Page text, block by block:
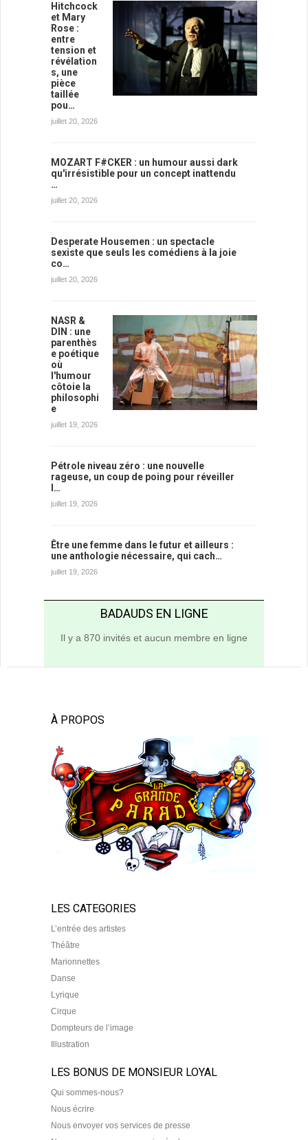
Hitchcock
et Mary
Rose :
entre
tension et
révélation
s, une
pièce
taillée
pou…
juillet 20, 2026
MOZART F#CKER : un humour aussi dark
qu'irrésistible pour un concept inattendu
…
juillet 20, 2026
Desperate Housemen : un spectacle
sexiste que seuls les comédiens à la joie
co…
juillet 20, 2026
NASR &
DIN : une
parenthès
e poétique
où
l'humour
côtoie la
philosophi
e
juillet 19, 2026
Pétrole niveau zéro : une nouvelle
rageuse, un coup de poing pour réveiller
l…
juillet 19, 2026
Être une femme dans le futur et ailleurs :
une anthologie nécessaire, qui cach…
juillet 19, 2026
BADAUDS EN LIGNE
Il y a 870 invités et aucun membre en ligne
À PROPOS
LES CATEGORIES
L’entrée des artistes
Théâtre
Marionnettes
Danse
Lyrique
Cirque
Dompteurs de l’image
Illustration
LES BONUS DE MONSIEUR LOYAL
Qui sommes-nous?
Nous écrire
Nous envoyer vos services de presse